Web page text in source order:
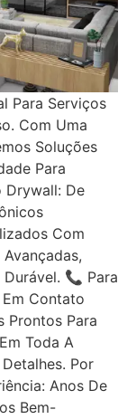
Para Serviços
Com Uma
Soluções
Para
Drywall: De
Com
📞 Para
Contato
Prontos Para
Toda A
Por
Anos De
Bem-